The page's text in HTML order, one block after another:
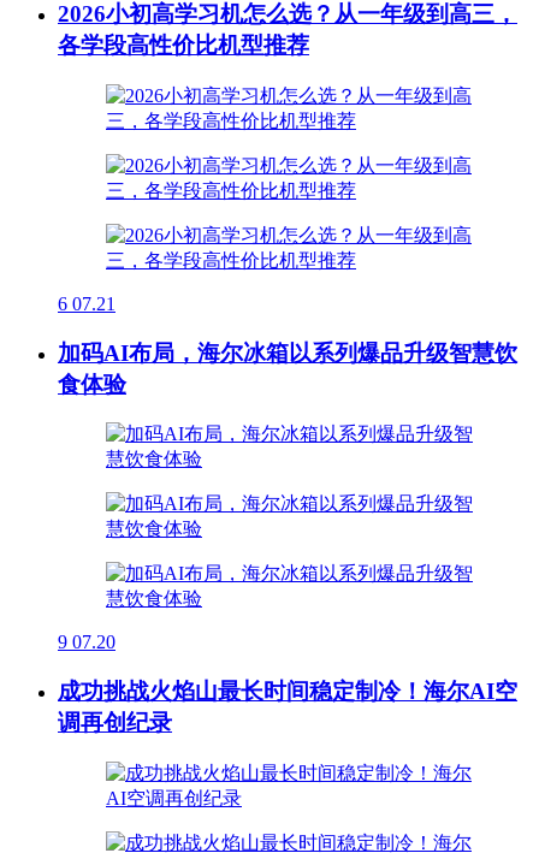
2026小初高学习机怎么选？从一年级到高三，
各学段高性价比机型推荐
6 07.21
加码AI布局，海尔冰箱以系列爆品升级智慧饮
食体验
9 07.20
成功挑战火焰山最长时间稳定制冷！海尔AI空
调再创纪录